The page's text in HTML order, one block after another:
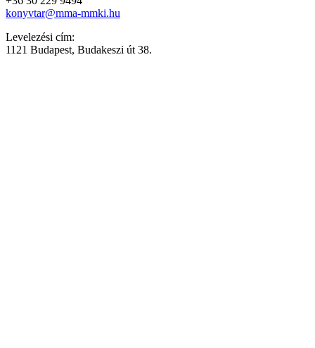
konyvtar@mma-mmki.hu
Levelezési cím:
1121 Budapest, Budakeszi út 38.